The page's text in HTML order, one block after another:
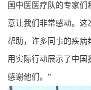
国中医医疗队的专家
意让我们非常感动。这
帮助，许多同事的疾病
用实际行动展示了中国
感谢他们。”